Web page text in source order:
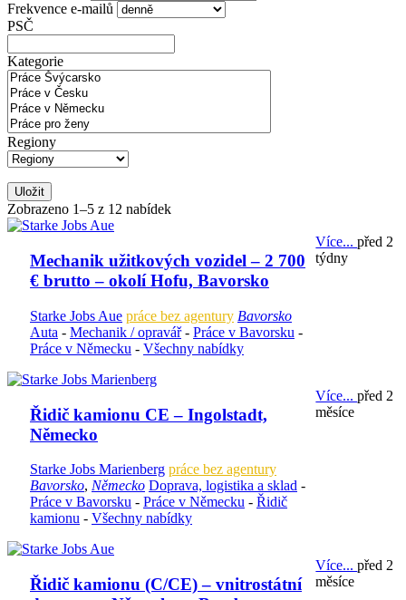
Frekvence e-mailů
PSČ
Kategorie
Regiony
Uložit
Zobrazeno 1–5 z 12 nabídek
Mechanik užitkových vozidel – 2 700
€ brutto – okolí Hofu, Bavorsko
Starke Jobs Aue práce bez agentury Bavorsko
Auta - Mechanik / opravář- Práce v Bavorsku -
Práce v Německu - Všechny nabídky
Více...před 2
týdny
Řidič kamionu CE – Ingolstadt,
Německo
Starke Jobs Marienberg práce bez agentury
Bavorsko, Německo Doprava, logistika a sklad -
Práce v Bavorsku - Práce v Německu - Řidič
kamionu - Všechny nabídky
Více...před 2
měsíce
Řidič kamionu (C/CE) – vnitrostátní
Více...před 2
měsíce